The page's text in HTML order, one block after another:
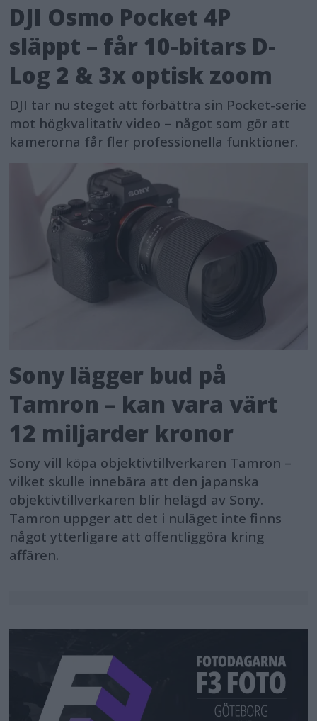
DJI Osmo Pocket 4P
släppt – får 10-bitars D-
Log 2 & 3x optisk zoom
DJI tar nu steget att förbättra sin Pocket-serie
mot högkvalitativ video – något som gör att
kamerorna får fler professionella funktioner.
Sony lägger bud på
Tamron – kan vara värt
12 miljarder kronor
Sony vill köpa objektivtillverkaren Tamron –
vilket skulle innebära att den japanska
objektivtillverkaren blir helägd av Sony.
Tamron uppger att det i nuläget inte finns
något ytterligare att offentliggöra kring
affären.